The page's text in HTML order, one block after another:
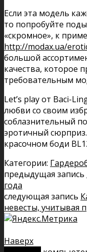
Если эта модель
то попробуйте
«скромное», к
http://modax.ua/
большой
качества, которое
требовательным
Let’s play от Baci-
любви со своим
соблазнительный
эротичный
красочном боди
Категории:
предыдущая запись
года
следующая запись
невесты, учитывая
Наверх